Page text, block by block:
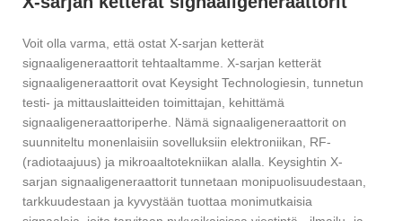
Voit olla varma, että ostat X-sarjan ketterät
signaaligeneraattorit tehtaaltamme. X-sarjan ketterät
signaaligeneraattorit ovat Keysight Technologiesin, tunnetun
testi- ja mittauslaitteiden toimittajan, kehittämä
signaaligeneraattoriperhe. Nämä signaaligeneraattorit on
suunniteltu monenlaisiin sovelluksiin elektroniikan, RF-
(radiotaajuus) ja mikroaaltotekniikan alalla. Keysightin X-
sarjan signaaligeneraattorit tunnetaan monipuolisuudestaan,
tarkkuudestaan ​​ja kyvystään tuottaa monimutkaisia ​​